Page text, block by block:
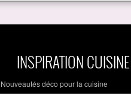
INSPIRATION CUISINE
Nouveautés déco pour la cuisine